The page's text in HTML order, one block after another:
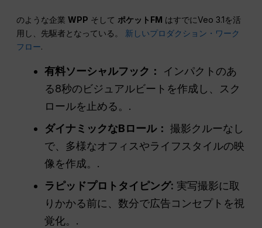
のような企業WPP そして ポケットFM はすでにVeo 3.1を活
用し、先駆者となっている。 新しいプロダクション・ワーク
フロー.
有料ソーシャルフック：
インパクトのあ
る8秒のビジュアルビートを作成し、スク
ロールを止める。.
ダイナミックなBロール： 撮影クルーなし
で、多様なオフィスやライフスタイルの映
像を作成。.
ラピッドプロトタイピング: 実写撮影に取
りかかる前に、数分で広告コンセプトを視
覚化。.